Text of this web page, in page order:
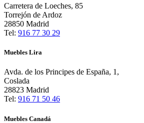
Carretera de Loeches, 85
Torrejón de Ardoz
28850 Madrid
Tel: 916 77 30 29
Muebles Lira
Avda. de los Principes de España, 1,
Coslada
28823 Madrid
Tel: 916 71 50 46
Muebles Canadá